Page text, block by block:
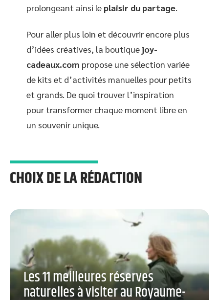
prolongeant ainsi le plaisir du partage.
Pour aller plus loin et découvrir encore plus
d’idées créatives, la boutique joy-
cadeaux.com propose une sélection variée
de kits et d’activités manuelles pour petits
et grands. De quoi trouver l’inspiration
pour transformer chaque moment libre en
un souvenir unique.
CHOIX DE LA RÉDACTION
Les 11 meilleures réserves
naturelles à visiter au Royaume-